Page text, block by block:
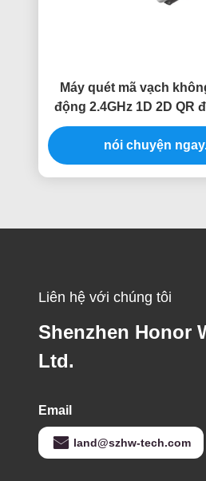
Máy quét mã vạch
động 2.4GHz 1D 2D QR
cho kiểm kê kho
nói chuyện
Liên hệ với chúng tôi
Shenzhen Honor
Ltd.
Email
land@szhw-tech.com